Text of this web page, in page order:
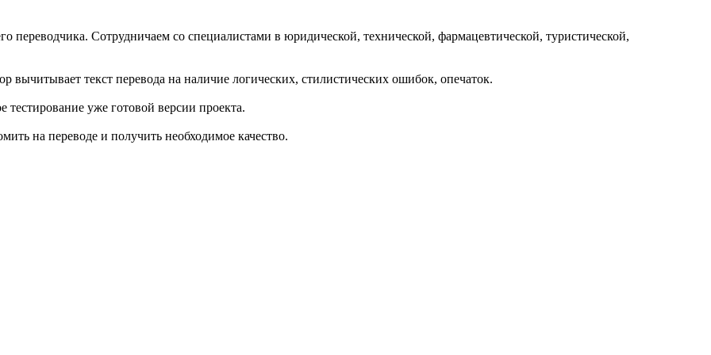
переводчика. Сотрудничаем со специалистами в юридической, технической, фармацевтической, туристической,
вычитывает текст перевода на наличие логических, стилистических ошибок, опечаток.
тестирование уже готовой версии проекта.
на переводе и получить необходимое качество.